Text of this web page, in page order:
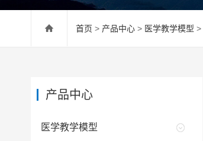
首页 > 产品中心 > 医学教学模型 >
产品中心
医学教学模型